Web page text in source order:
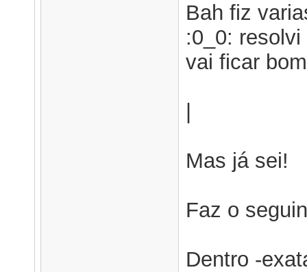
Bah fiz
:0_0:
vai ficar
Mas já sei!
Faz o
Dentro -